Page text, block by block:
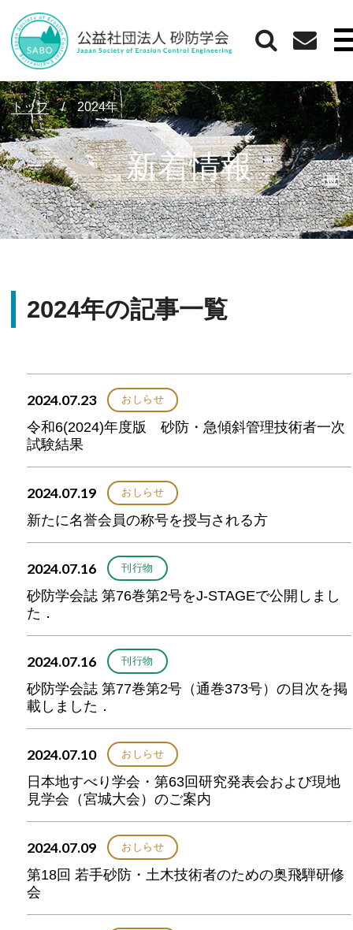
新着情報
トップ / 2024年
2024年の記事一覧
2024.07.23 おしらせ
令和6(2024)年度版 砂防・急傾斜管理技術者一次
試験結果
2024.07.19 おしらせ
新たに名誉会員の称号を授与される方
2024.07.16 刊行物
砂防学会誌 第76巻第2号をJ-STAGEで公開しまし
た．
2024.07.16 刊行物
砂防学会誌 第77巻第2号（通巻373号）の目次を掲
載しました．
2024.07.10 おしらせ
日本地すべり学会・第63回研究発表会および現地
見学会（宮城大会）のご案内
2024.07.09 おしらせ
第18回 若手砂防・土木技術者のための奥飛騨研修
会